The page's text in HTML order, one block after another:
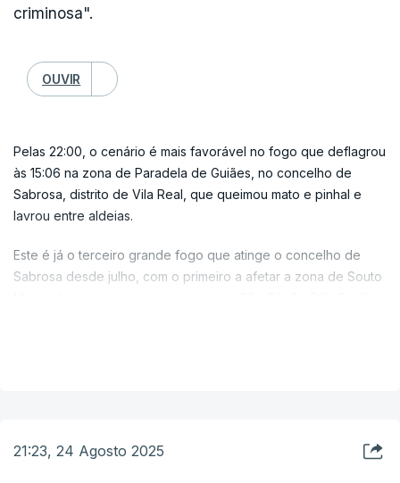
criminosa".
OUVIR
Pelas 22:00, o cenário é mais favorável no fogo que deflagrou
às 15:06 na zona de Paradela de Guiães, no concelho de
Sabrosa, distrito de Vila Real, que queimou mato e pinhal e
lavrou entre aldeias.
Este é já o terceiro grande fogo que atinge o concelho de
Sabrosa desde julho, com o primeiro a afetar a zona de Souto
Sabrosa, Helena Lapa.
21:23, 24 Agosto 2025